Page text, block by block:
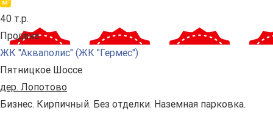
40 т.р.
Продана
ЖК "Акваполис" (ЖК "Гермес")
Пятницкое Шоссе
дер. Лопотово
Бизнес. Кирпичный. Без отделки. Наземная парковка.